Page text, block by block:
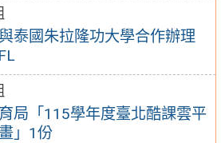
泰國朱拉隆功大學合作辦理
局「115學年度臺北酷課雲平
」1份